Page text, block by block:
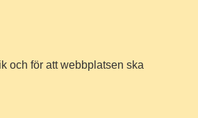
och för att webbplatsen ska